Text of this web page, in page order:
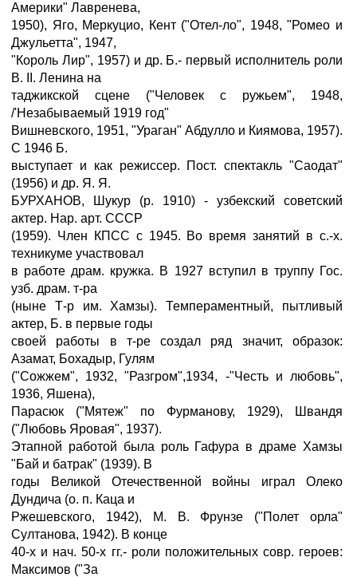
Америки" Лавренева,
1950), Яго, Меркуцио, Кент ("Отел-ло", 1948, "Ромео и
Джульетта", 1947,
"Король Лир", 1957) и др. Б.- первый исполнитель роли
В. II. Ленина на
таджикской сцене ("Человек с ружьем", 1948,
/'Незабываемый 1919 год"
Вишневского, 1951, "Ураган" Абдулло и Киямова, 1957).
С 1946 Б.
выступает и как режиссер. Пост. спектакль "Саодат"
(1956) и др. Я. Я.
БУРХАНОВ, Шукур (р. 1910) - узбекский советский
актер. Нар. арт. СССР
(1959). Член КПСС с 1945. Во время занятий в с.-х.
техникуме участвовал
в работе драм. кружка. В 1927 вступил в труппу Гос.
узб. драм. т-ра
(ныне Т-р им. Хамзы). Темпераментный, пытливый
актер, Б. в первые годы
своей работы в т-ре создал ряд значит, образок:
Азамат, Бохадыр, Гулям
("Сожжем", 1932, "Разгром",1934, -"Честь и любовь",
1936, Яшена),
Парасюк ("Мятеж" по Фурманову, 1929), Швандя
("Любовь Яровая", 1937).
Этапной работой была роль Гафура в драме Хамзы
"Бай и батрак" (1939). В
годы Великой Отечественной войны играл Олеко
Дундича (о. п. Каца и
Ржешевского, 1942), М. В. Фрунзе ("Полет орла"
Султанова, 1942). В конце
40-х и нач. 50-х гг.- роли положительных совр. героев:
Максимов ("За